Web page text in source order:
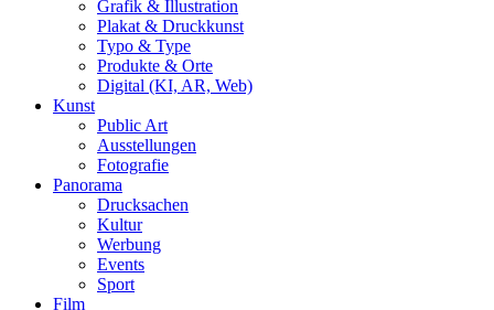
Grafik & Illustration
Plakat & Druckkunst
Typo & Type
Produkte & Orte
Digital (KI, AR, Web)
Kunst
Public Art
Ausstellungen
Fotografie
Panorama
Drucksachen
Kultur
Werbung
Events
Sport
Film